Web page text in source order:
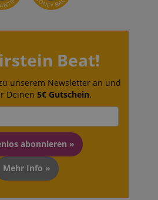
Beat!
unserem Newsletter an und
Deinen 5€ Gutschein.
abonnieren »
Mehr Info »